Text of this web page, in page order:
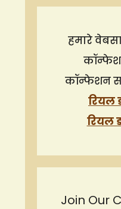
हमारे
कॉन्फेशन
रियल
रियल
Join Our